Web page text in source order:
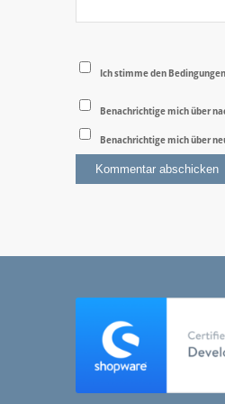
Ich stimme den
Benachrichtige mich über
Benachrichtige mich über